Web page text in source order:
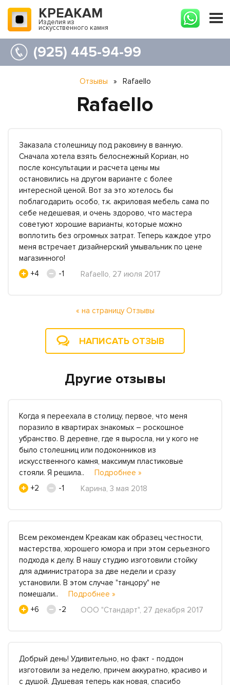
КРЕАКАМ
Изделия из
искусственного камня
(925) 445-94-99
Отзывы » Rafaello
Rafaello
Заказала столешницу под раковину в ванную.
Сначала хотела взять белоснежный Кориан, но
после консультации и расчета цены мы
остановились на другом варианте с более
интересной ценой. Вот за это хотелось бы
поблагодарить особо, т.к. акриловая мебель сама по
себе недешевая, и очень здорово, что мастера
советуют хорошие варианты, которые можно
воплотить без огромных затрат. Теперь каждое утро
меня встречает дизайнерский умывальник по цене
магазинного!
+4
-1 Rafaello, 27 июля 2017
« на страницу Отзывы
НАПИСАТЬ ОТЗЫВ
Другие отзывы
Когда я переехала в столицу, первое, что меня
поразило в квартирах знакомых – роскошное
убранство. В деревне, где я выросла, ни у кого не
было столешниц или подоконников из
искусственного камня, максимум пластиковые
стояли. Я решила.. Подробнее »
+2
-1 Карина, 3 мая 2018
Всем рекомендем Креакам как образец честности,
мастерства, хорошего юмора и при этом серьезного
подхода к делу. В нашу студию изготовили стойку
для администратора за две недели и сразу
установили. В этом случае "танцору" не
помешали.. Подробнее »
+6
-2 ООО "Стандарт", 27 декабря 2017
Добрый день! Удивительно, но факт - поддон
изготовили за неделю, причем аккуратно, красиво и
с душой. Душевая теперь как новая, спасибо